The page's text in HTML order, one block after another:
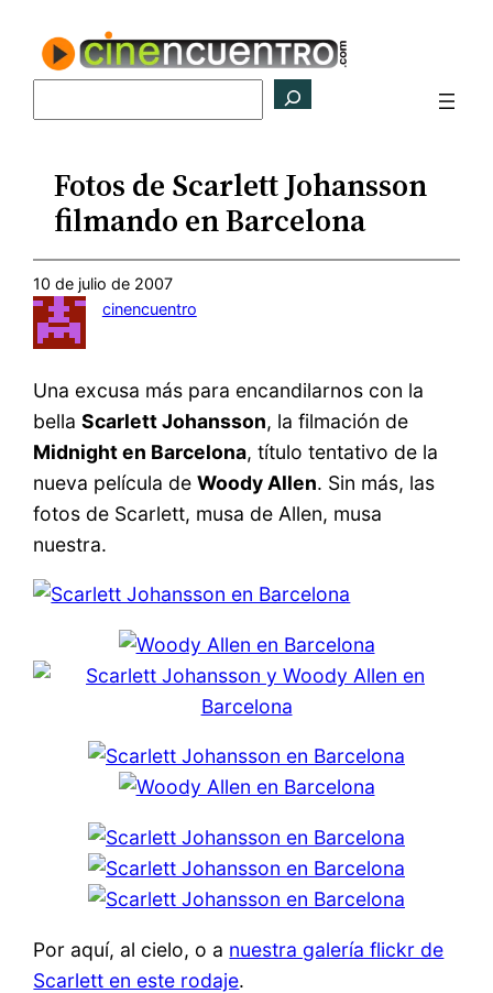
contenido
Fotos de Scarlett Johansson
filmando en Barcelona
10 de julio de 2007
cinencuentro
Una excusa más para encandilarnos con la
bellaScarlett Johansson, la filmación de
Midnight en Barcelona, título tentativo de la
nueva película deWoody Allen. Sin más, las
fotos de Scarlett, musa de Allen, musa
nuestra.
Por aquí, al cielo, o a nuestra galería flickr de
Scarlett en este rodaje.